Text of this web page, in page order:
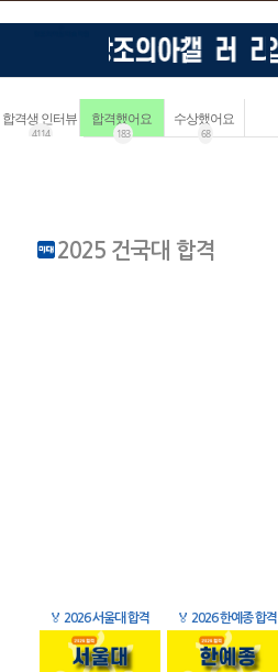
합격생 인터뷰
4114
합격했어요
183
수상했어요
68
2025 건국대 합격
🏅 2026 서울대 합격 🏅 2026 한예종 합격